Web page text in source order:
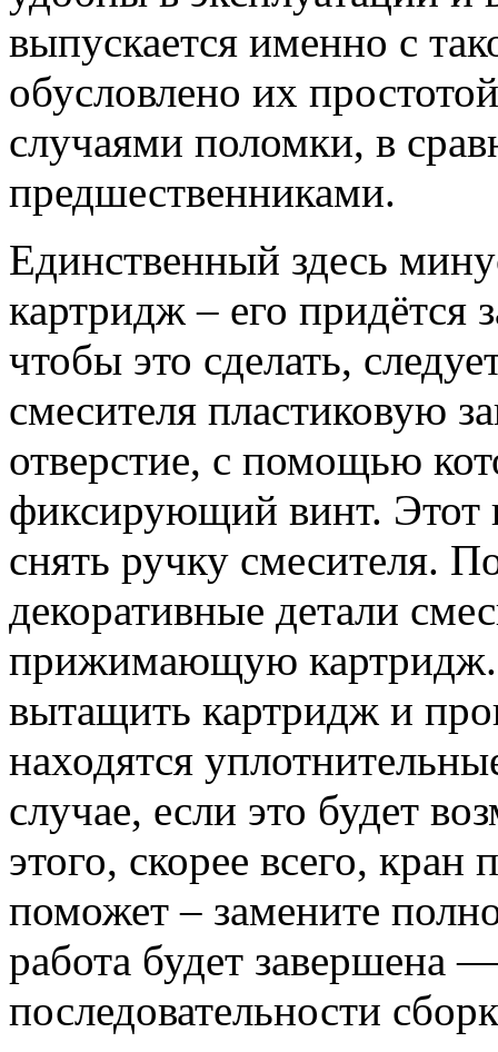
выпускается именно с
обусловлено их
случаями поломки, в
предшественниками.
Единственный здесь
картридж – его придётся
чтобы это сделать,
смесителя пластиковую
отверстие, с помощью
фиксирующий винт. Этот
снять ручку смесителя.
декоративные детали
прижимающую картридж.
вытащить картридж и
находятся
случае, если это будет
этого, скорее всего, кран
поможет – замените
работа будет завершена
последовательности